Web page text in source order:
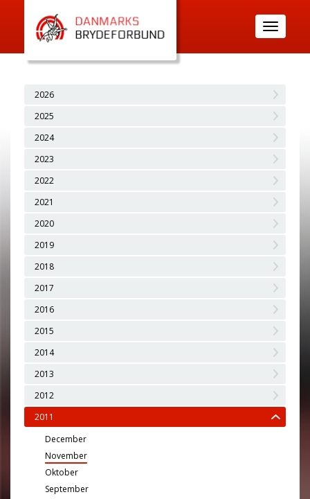
Toggle
navigation
2026
2025
2024
2023
2022
2021
2020
2019
2018
2017
2016
2015
2014
2013
2012
2011
December
November
Oktober
September